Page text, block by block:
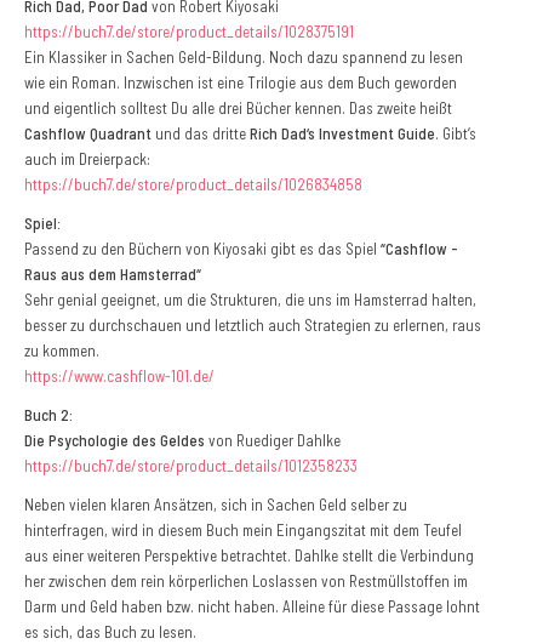
Rich Dad, Poor Dad von Robert Kiyosaki
https://buch7.de/store/product_details/1028375191
Ein Klassiker in Sachen Geld-Bildung. Noch dazu spannend zu lesen
wie ein Roman. Inzwischen ist eine Trilogie aus dem Buch geworden
und eigentlich solltest Du alle drei Bücher kennen. Das zweite heißt
Cashflow Quadrant und das dritteRich Dad‘s Investment Guide. Gibt‘s
auch im Dreierpack:
https://buch7.de/store/product_details/1026834858
Spiel:
Passend zu den Büchern von Kiyosaki gibt es das Spiel “Cashflow -
Raus aus dem Hamsterrad“
Sehr genial geeignet, um die Strukturen, die uns im Hamsterrad halten,
besser zu durchschauen und letztlich auch Strategien zu erlernen, raus
zu kommen.
https://www.cashflow-101.de/
Buch 2:
Die Psychologie des Geldes von Ruediger Dahlke
https://buch7.de/store/product_details/1012358233
Neben vielen klaren Ansätzen, sich in Sachen Geld selber zu
hinterfragen, wird in diesem Buch mein Eingangszitat mit dem Teufel
aus einer weiteren Perspektive betrachtet. Dahlke stellt die Verbindung
her zwischen dem rein körperlichen Loslassen von Restmüllstoffen im
Darm und Geld haben bzw. nicht haben. Alleine für diese Passage lohnt
es sich, das Buch zu lesen.